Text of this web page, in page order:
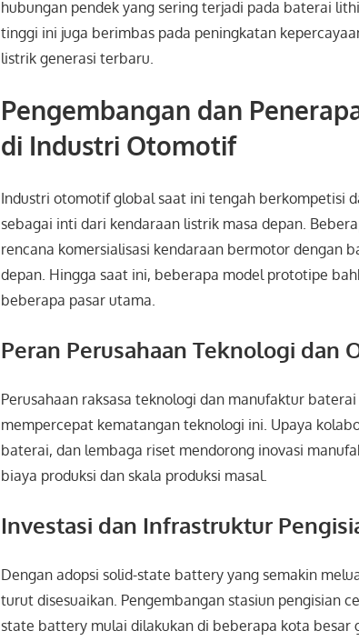
hubungan pendek yang sering terjadi pada baterai
tinggi ini juga berimbas pada peningkatan
listrik generasi terbaru.
Pengembangan dan
di Industri Otomotif
Industri otomotif global saat ini tengah berkompetisi
sebagai inti dari kendaraan listrik masa depan.
rencana komersialisasi kendaraan bermotor dengan
depan. Hingga saat ini, beberapa model prototipe
beberapa pasar utama.
Peran Perusahaan Teknologi dan
Perusahaan raksasa teknologi dan manufaktur
mempercepat kematangan teknologi ini. Upaya
baterai, dan lembaga riset mendorong inovasi
biaya produksi dan skala produksi masal.
Investasi dan Infrastruktur
Dengan adopsi solid-state battery yang semakin
turut disesuaikan. Pengembangan stasiun pengisian
state battery mulai dilakukan di beberapa kota besar